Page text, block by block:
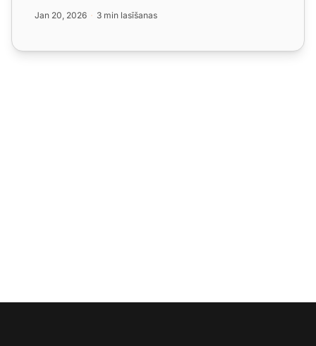
Jan 20, 2026 3 min lasīšanas